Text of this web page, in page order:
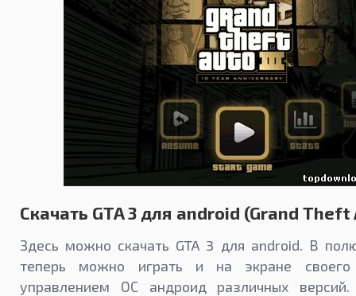
Скачать GTA 3 для android (Grand Theft
Здесь можно скачать GTA 3 для android. В
теперь можно играть и на экране
управлением ОС андроид различных версий.